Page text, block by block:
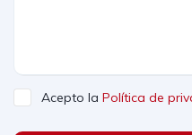
Acepto la Política de